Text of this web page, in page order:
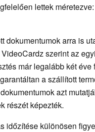
lettek
dokumentumok arra is
szerint az
már legalább két
a szállított
azt
részét képezték.
időzítése különösen